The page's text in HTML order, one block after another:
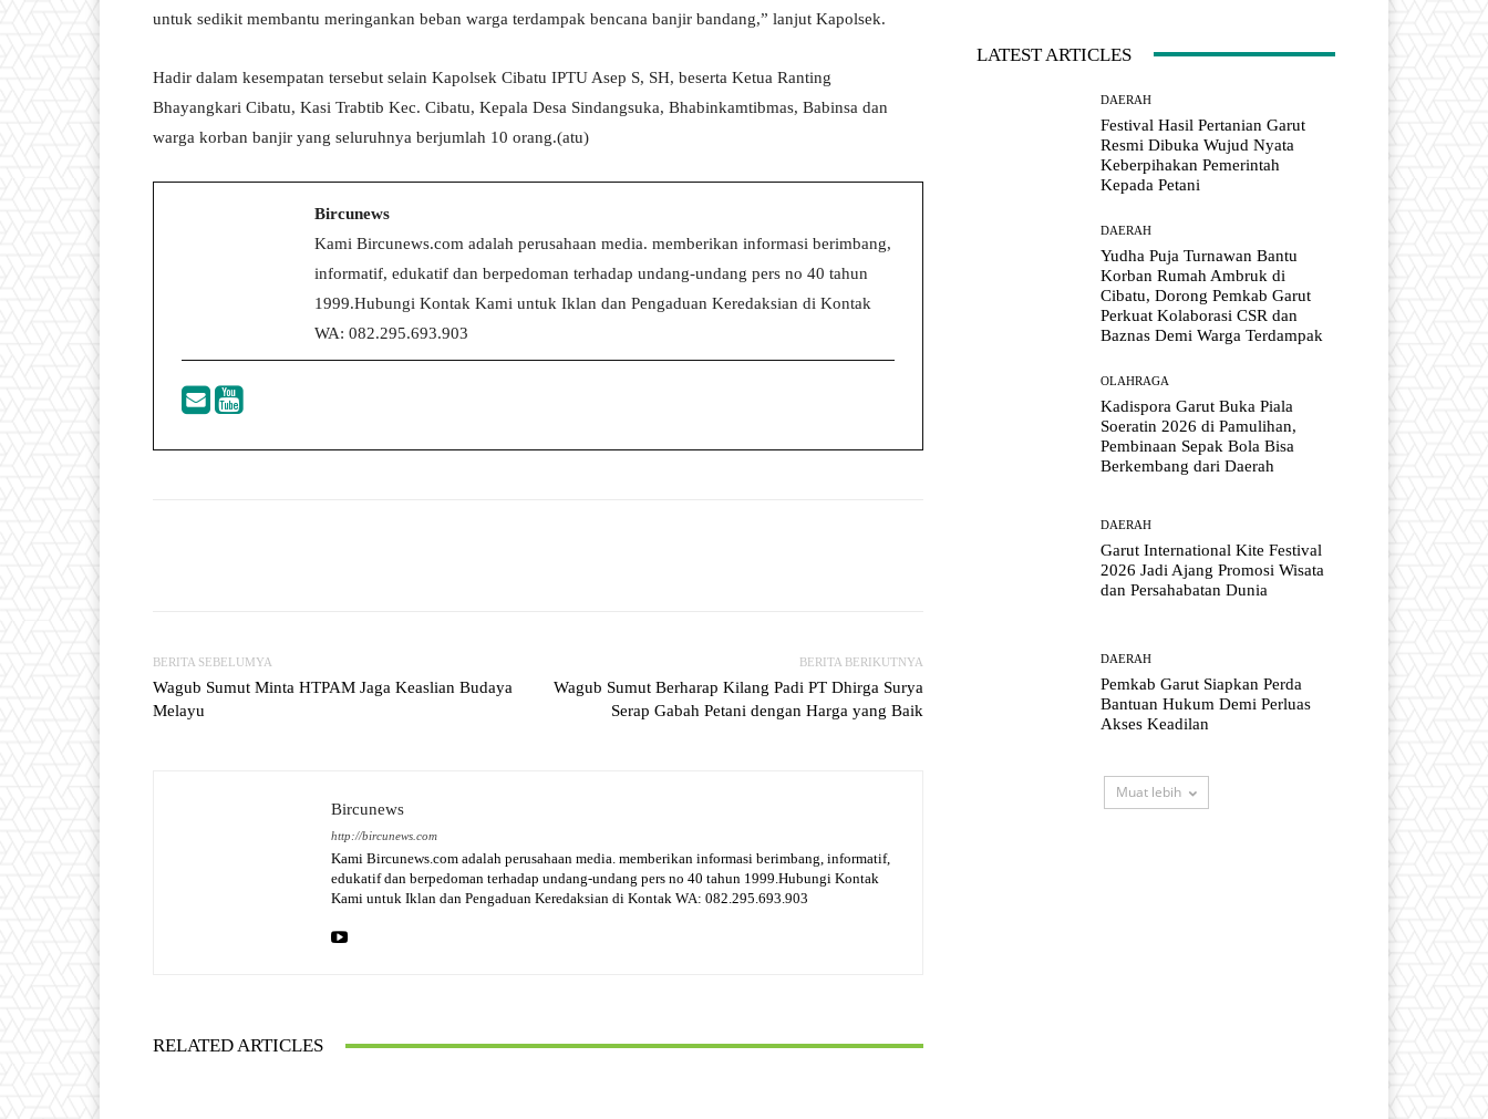
untuk sedikit membantu meringankan beban warga terdampak bencana banjir bandang,” lanjut Kapolsek.
Hadir dalam kesempatan tersebut selain Kapolsek Cibatu IPTU Asep S, SH, beserta Ketua Ranting
Bhayangkari Cibatu, Kasi Trabtib Kec. Cibatu, Kepala Desa Sindangsuka, Bhabinkamtibmas, Babinsa dan
warga korban banjir yang seluruhnya berjumlah 10 orang.(atu)
Bircunews
Kami Bircunews.com adalah perusahaan media. memberikan informasi berimbang,
informatif, edukatif dan berpedoman terhadap undang-undang pers no 40 tahun
1999.Hubungi Kontak Kami untuk Iklan dan Pengaduan Keredaksian di Kontak
WA: 082.295.693.903
BERITA SEBELUMYA
Wagub Sumut Minta HTPAM Jaga Keaslian Budaya
Melayu
BERITA BERIKUTNYA
Wagub Sumut Berharap Kilang Padi PT Dhirga Surya
Serap Gabah Petani dengan Harga yang Baik
Bircunews
http://bircunews.com
Kami Bircunews.com adalah perusahaan media. memberikan informasi berimbang, informatif,
edukatif dan berpedoman terhadap undang-undang pers no 40 tahun 1999.Hubungi Kontak
Kami untuk Iklan dan Pengaduan Keredaksian di Kontak WA: 082.295.693.903
RELATED ARTICLES
LATEST ARTICLES
DAERAH
Festival Hasil Pertanian Garut
Resmi Dibuka Wujud Nyata
Keberpihakan Pemerintah
Kepada Petani
DAERAH
Yudha Puja Turnawan Bantu
Korban Rumah Ambruk di
Cibatu, Dorong Pemkab Garut
Perkuat Kolaborasi CSR dan
Baznas Demi Warga Terdampak
OLAHRAGA
Kadispora Garut Buka Piala
Soeratin 2026 di Pamulihan,
Pembinaan Sepak Bola Bisa
Berkembang dari Daerah
DAERAH
Garut International Kite Festival
2026 Jadi Ajang Promosi Wisata
dan Persahabatan Dunia
DAERAH
Pemkab Garut Siapkan Perda
Bantuan Hukum Demi Perluas
Akses Keadilan
Muat lebih